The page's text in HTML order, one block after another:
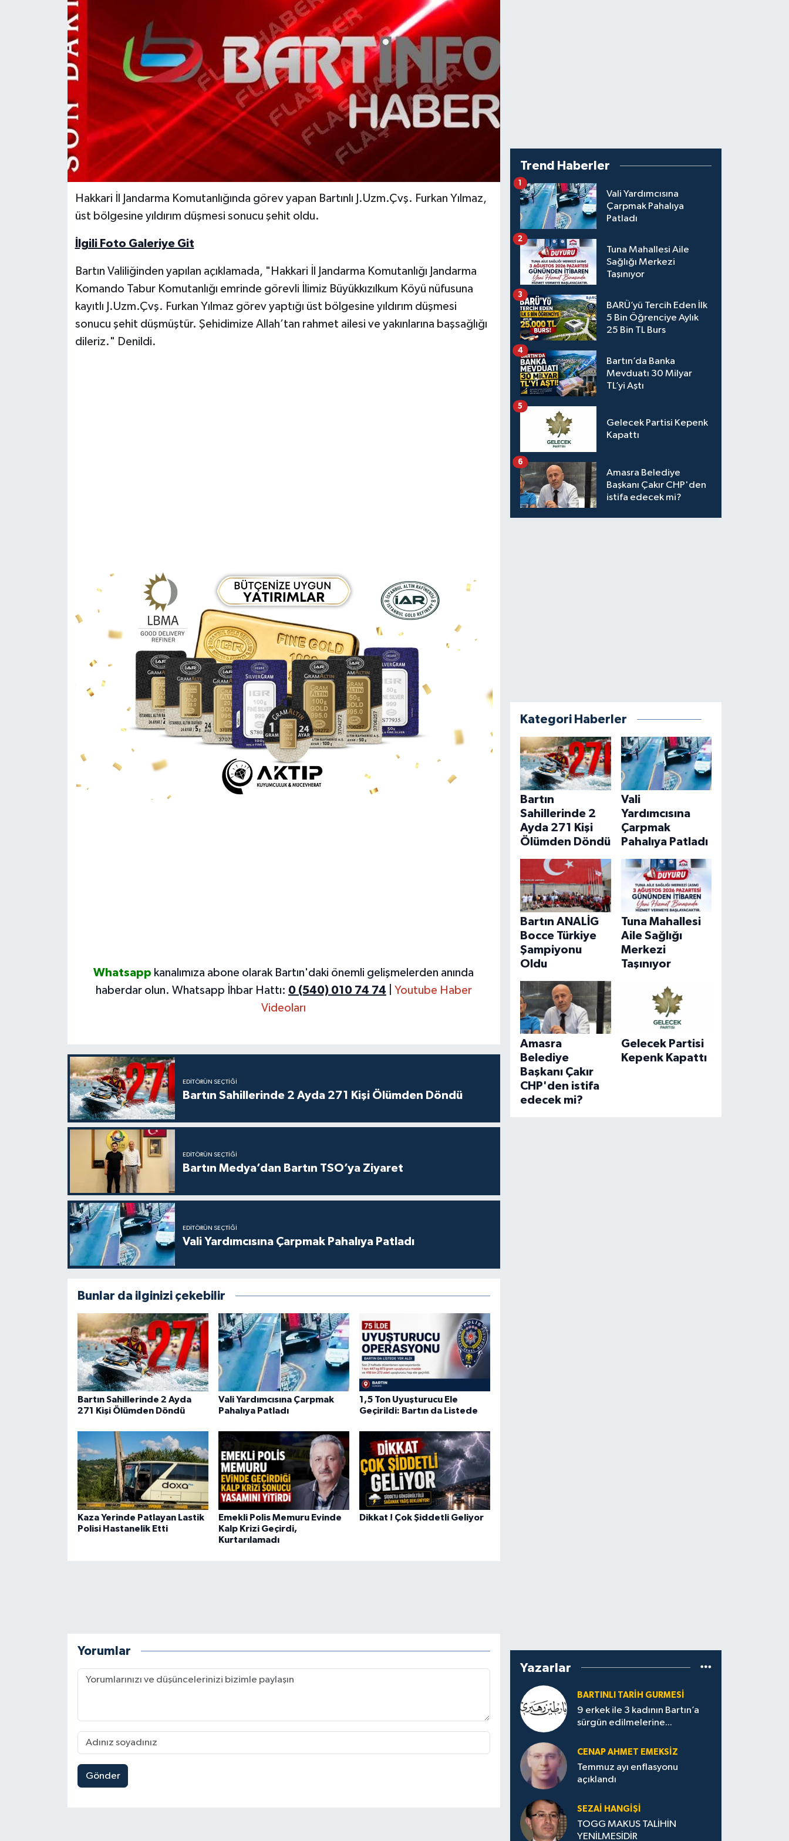
Hakkari İl Jandarma Komutanlığında görev yapan Bartınlı J.Uzm.Çvş. Furkan Yılmaz,
üst bölgesine yıldırım düşmesi sonucu şehit oldu.
İlgili Foto Galeriye Git
Bartın Valiliğinden yapılan açıklamada, "Hakkari İl Jandarma Komutanlığı Jandarma
Komando Tabur Komutanlığı emrinde görevli İlimiz Büyükkızılkum Köyü nüfusuna
kayıtlı J.Uzm.Çvş. Furkan Yılmaz görev yaptığı üst bölgesine yıldırım düşmesi
sonucu şehit düşmüştür. Şehidimize Allah’tan rahmet ailesi ve yakınlarına başsağlığı
dileriz." Denildi.
Whatsapp kanalımıza abone olarak Bartın'daki önemli gelişmelerden anında
haberdar olun. Whatsapp İhbar Hattı: 0 (540) 010 74 74
Youtube Haber
Videoları
EDITÖRÜN SEÇTIĞI
Bartın Sahillerinde 2 Ayda 271 Kişi Ölümden Döndü
EDITÖRÜN SEÇTIĞI
Bartın Medya’dan Bartın TSO’ya Ziyaret
EDITÖRÜN SEÇTIĞI
Vali Yardımcısına Çarpmak Pahalıya Patladı
Bunlar da ilginizi çekebilir
Bartın Sahillerinde 2 Ayda
271 Kişi Ölümden Döndü
Vali Yardımcısına Çarpmak
Pahalıya Patladı
1,5 Ton Uyuşturucu Ele
Geçirildi: Bartın da Listede
Kaza Yerinde Patlayan Lastik
Polisi Hastanelik Etti
Emekli Polis Memuru Evinde
Kalp Krizi Geçirdi,
Kurtarılamadı
Dikkat ! Çok Şiddetli Geliyor
Yorumlar
Gönder
Trend Haberler
Vali Yardımcısına
Çarpmak Pahalıya
Patladı
1
Tuna Mahallesi Aile
Sağlığı Merkezi
Taşınıyor
2
BARÜ’yü Tercih Eden İlk
5 Bin Öğrenciye Aylık
25 Bin TL Burs
3
Bartın’da Banka
Mevduatı 30 Milyar
TL’yi Aştı
4
Gelecek Partisi Kepenk
Kapattı
5
Amasra Belediye
Başkanı Çakır CHP'den
istifa edecek mi?
6
Kategori Haberler
Bartın
Sahillerinde 2
Ayda 271 Kişi
Ölümden Döndü
Vali
Yardımcısına
Çarpmak
Pahalıya Patladı
Bartın ANALİG
Bocce Türkiye
Şampiyonu
Oldu
Tuna Mahallesi
Aile Sağlığı
Merkezi
Taşınıyor
Amasra
Belediye
Başkanı Çakır
CHP'den istifa
edecek mi?
Gelecek Partisi
Kepenk Kapattı
Yazarlar
BARTINLI TARIH GURMESI
9 erkek ile 3 kadının Bartın’a
sürgün edilmelerine...
CENAP AHMET EMEKSİZ
Temmuz ayı enflasyonu
açıklandı
SEZAI HANGİŞİ
TOGG MAKUS TALİHİN
YENİLMESİDİR
Sinema
Sivil Toplum
Siyaset
Yerel Yönetimler